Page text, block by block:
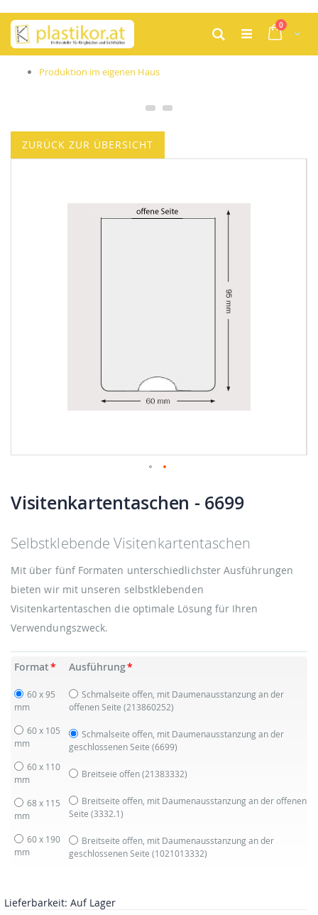
Zum
Inhalt
springen
Cart
0Artikel
Suche
Produktion im eigenen Haus
ZURÜCK ZUR ÜBERSICHT
Anfang
der
Visitenkartentaschen - 6699
Selbstklebende Visitenkartentaschen
Mit über fünf Formaten unterschiedlichster Ausführungen
bieten wir mit unseren selbstklebenden
Visitenkartentaschen die optimale Lösung für Ihren
Verwendungszweck.
Format
60 x 95
mm
60 x 105
mm
60 x 110
mm
68 x 115
mm
60 x 190
mm
Ausführung
Schmalseite offen, mit Daumenausstanzung an der
offenen Seite (213860252)
Schmalseite offen, mit Daumenausstanzung an der
geschlossenen Seite (6699)
Breitseie offen(21383332)
Breitseite offen, mit Daumenausstanzung an der offenen
Seite (3332.1)
Breitseite offen, mit Daumenausstanzung an der
geschlossenen Seite (1021013332)
Lieferbarkeit: Auf Lager